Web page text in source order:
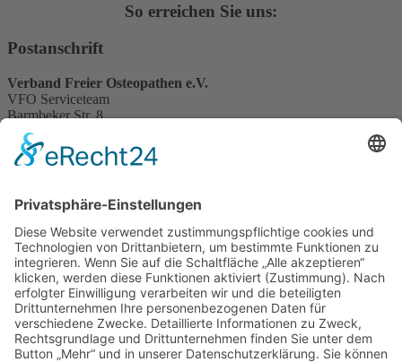
So erreichen Sie uns:
Postanschrift
Verband Freier Osteopathen e.V.
VFO Serviceteam
Barmbeker Str. 8
22303 Hamburg
Servicetelefon
089 244 151 460
Sprechzeiten
Mo. 14.00 – 18.00 Uhr
Di. 09.00 – 13.00 Uhr
Mi. 17.00 – 20.00 Uhr
Do. 09.00 – 13.00 Uhr
Fr. 14.00 – 18.00 Uhr
E-Mail